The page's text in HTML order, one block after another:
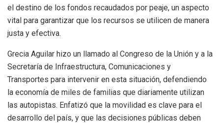
el destino de los fondos recaudados por peaje, un aspecto
vital para garantizar que los recursos se utilicen de manera
justa y efectiva.
Grecia Aguilar hizo un llamado al Congreso de la Unión y a la
Secretaría de Infraestructura, Comunicaciones y
Transportes para intervenir en esta situación, defendiendo
la economía de miles de familias que diariamente utilizan
las autopistas. Enfatizó que la movilidad es clave para el
desarrollo del país, y que las decisiones públicas deben